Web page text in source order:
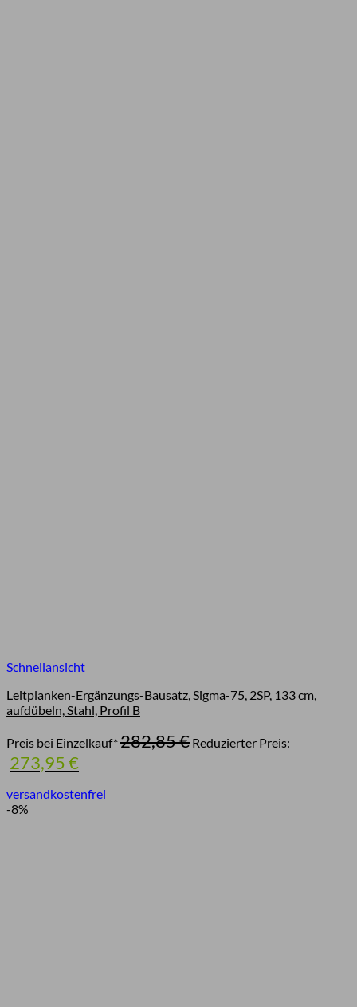
Schnellansicht
Leitplanken-Ergänzungs-Bausatz, Sigma-75, 2SP, 133 cm,
aufdübeln, Stahl, Profil B
Preis bei Einzelkauf*282,85€ Ursprünglicher
Preis
Reduzierter Preis:
273,95€
Preis
ist:
273,95 €.
versandkostenfrei
-8%